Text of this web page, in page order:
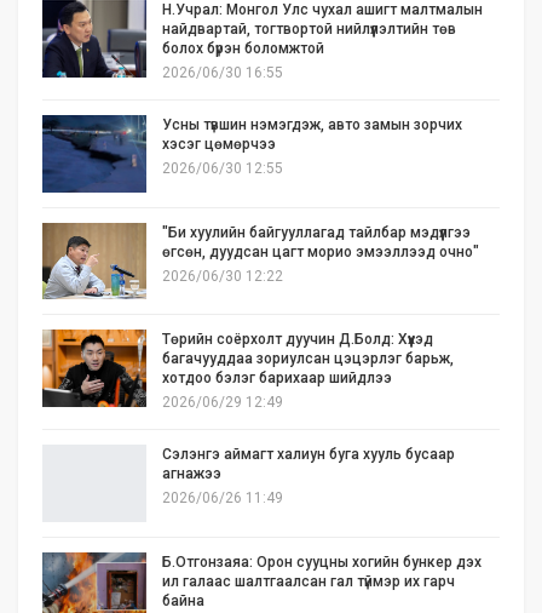
Н.Учрал: Монгол Улс чухал ашигт малтмалын
найдвартай, тогтвортой нийлүүлэлтийн төв
болох бүрэн боломжтой
2026/06/30 16:55
Усны түвшин нэмэгдэж, авто замын зорчих
хэсэг цөмөрчээ
2026/06/30 12:55
"Би хуулийн байгууллагад тайлбар мэдүүлгээ
өгсөн, дуудсан цагт морио эмээллээд очно"
2026/06/30 12:22
Төрийн соёрхолт дуучин Д.Болд: Хүүхэд
багачууддаа зориулсан цэцэрлэг барьж,
хотдоо бэлэг барихаар шийдлээ
2026/06/29 12:49
Сэлэнгэ аймагт халиун буга хууль бусаар
агнажээ
2026/06/26 11:49
Б.Отгонзаяа: Орон сууцны хогийн бункер дэх
ил галаас шалтгаалсан гал түймэр их гарч
байна